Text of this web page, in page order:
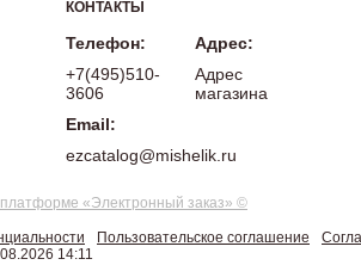
КОНТАКТЫ
Телефон:
+7(495)510-
3606
Email:
ezcatalog@mishelik.ru
Адрес:
Адрес
магазина
«Электронный заказ» ©
Пользовательское соглашение
14:11